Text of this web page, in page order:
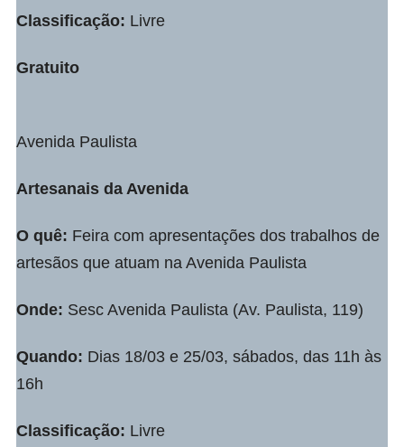
Classificação: Livre
Gratuito
Avenida Paulista
Artesanais da Avenida
O quê: Feira com apresentações dos trabalhos de
artesãos que atuam na Avenida Paulista
Onde: Sesc Avenida Paulista (Av. Paulista, 119)
Quando: Dias 18/03 e 25/03, sábados, das 11h às
16h
Classificação: Livre